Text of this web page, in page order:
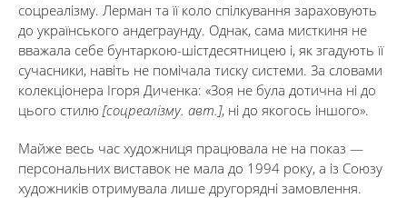
соцреалізму. Лерман та її коло спілкування зараховують
до українського андеграунду. Однак, сама мисткиня не
вважала себе бунтаркою-шістдесятницею і, як згадують її
сучасники, навіть не помічала тиску системи. За словами
колекціонера Ігоря Диченка: «Зоя не була дотична ні до
цього стилю [соцреалізму. авт.], ні до якогось іншого».
Майже весь час художниця працювала не на показ —
персональних виставок не мала до 1994 року, а із Союзу
художників отримувала лише другорядні замовлення.